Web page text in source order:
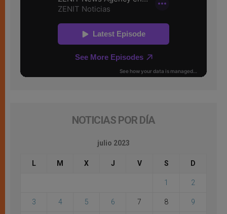
NOTICIAS POR DÍA
julio 2023
L M X J V S D
1 2
3 4 5 6 7 8 9